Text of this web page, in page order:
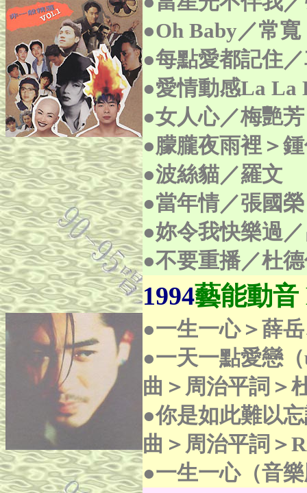
●Oh Baby／常寬
●每點愛都記住
●愛情動感La La
●女人心／梅艷芳
●朦朧夜雨裡＞
●波絲貓／羅文
●當年情／張國榮
●妳令我快樂過
●不要重播／杜
1994藝能動音
●一生一心＞薛
●一天一點愛戀
曲＞周治平詞＞
●你是如此難以
曲＞周治平詞＞
●一生一心（音